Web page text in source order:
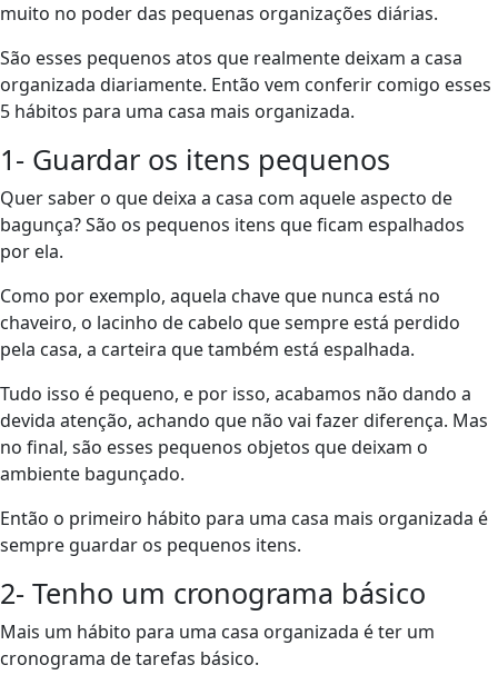
muito no poder das pequenas organizações diárias.
São esses pequenos atos que realmente deixam a casa
organizada diariamente. Então vem conferir comigo esses
5 hábitos para uma casa mais organizada.
1- Guardar os itens pequenos
Quer saber o que deixa a casa com aquele aspecto de
bagunça? São os pequenos itens que ficam espalhados
por ela.
Como por exemplo, aquela chave que nunca está no
chaveiro, o lacinho de cabelo que sempre está perdido
pela casa, a carteira que também está espalhada.
Tudo isso é pequeno, e por isso, acabamos não dando a
devida atenção, achando que não vai fazer diferença. Mas
no final, são esses pequenos objetos que deixam o
ambiente bagunçado.
Então o primeiro hábito para uma casa mais organizada é
sempre guardar os pequenos itens.
2- Tenho um cronograma básico
Mais um hábito para uma casa organizada é ter um
cronograma de tarefas básico.